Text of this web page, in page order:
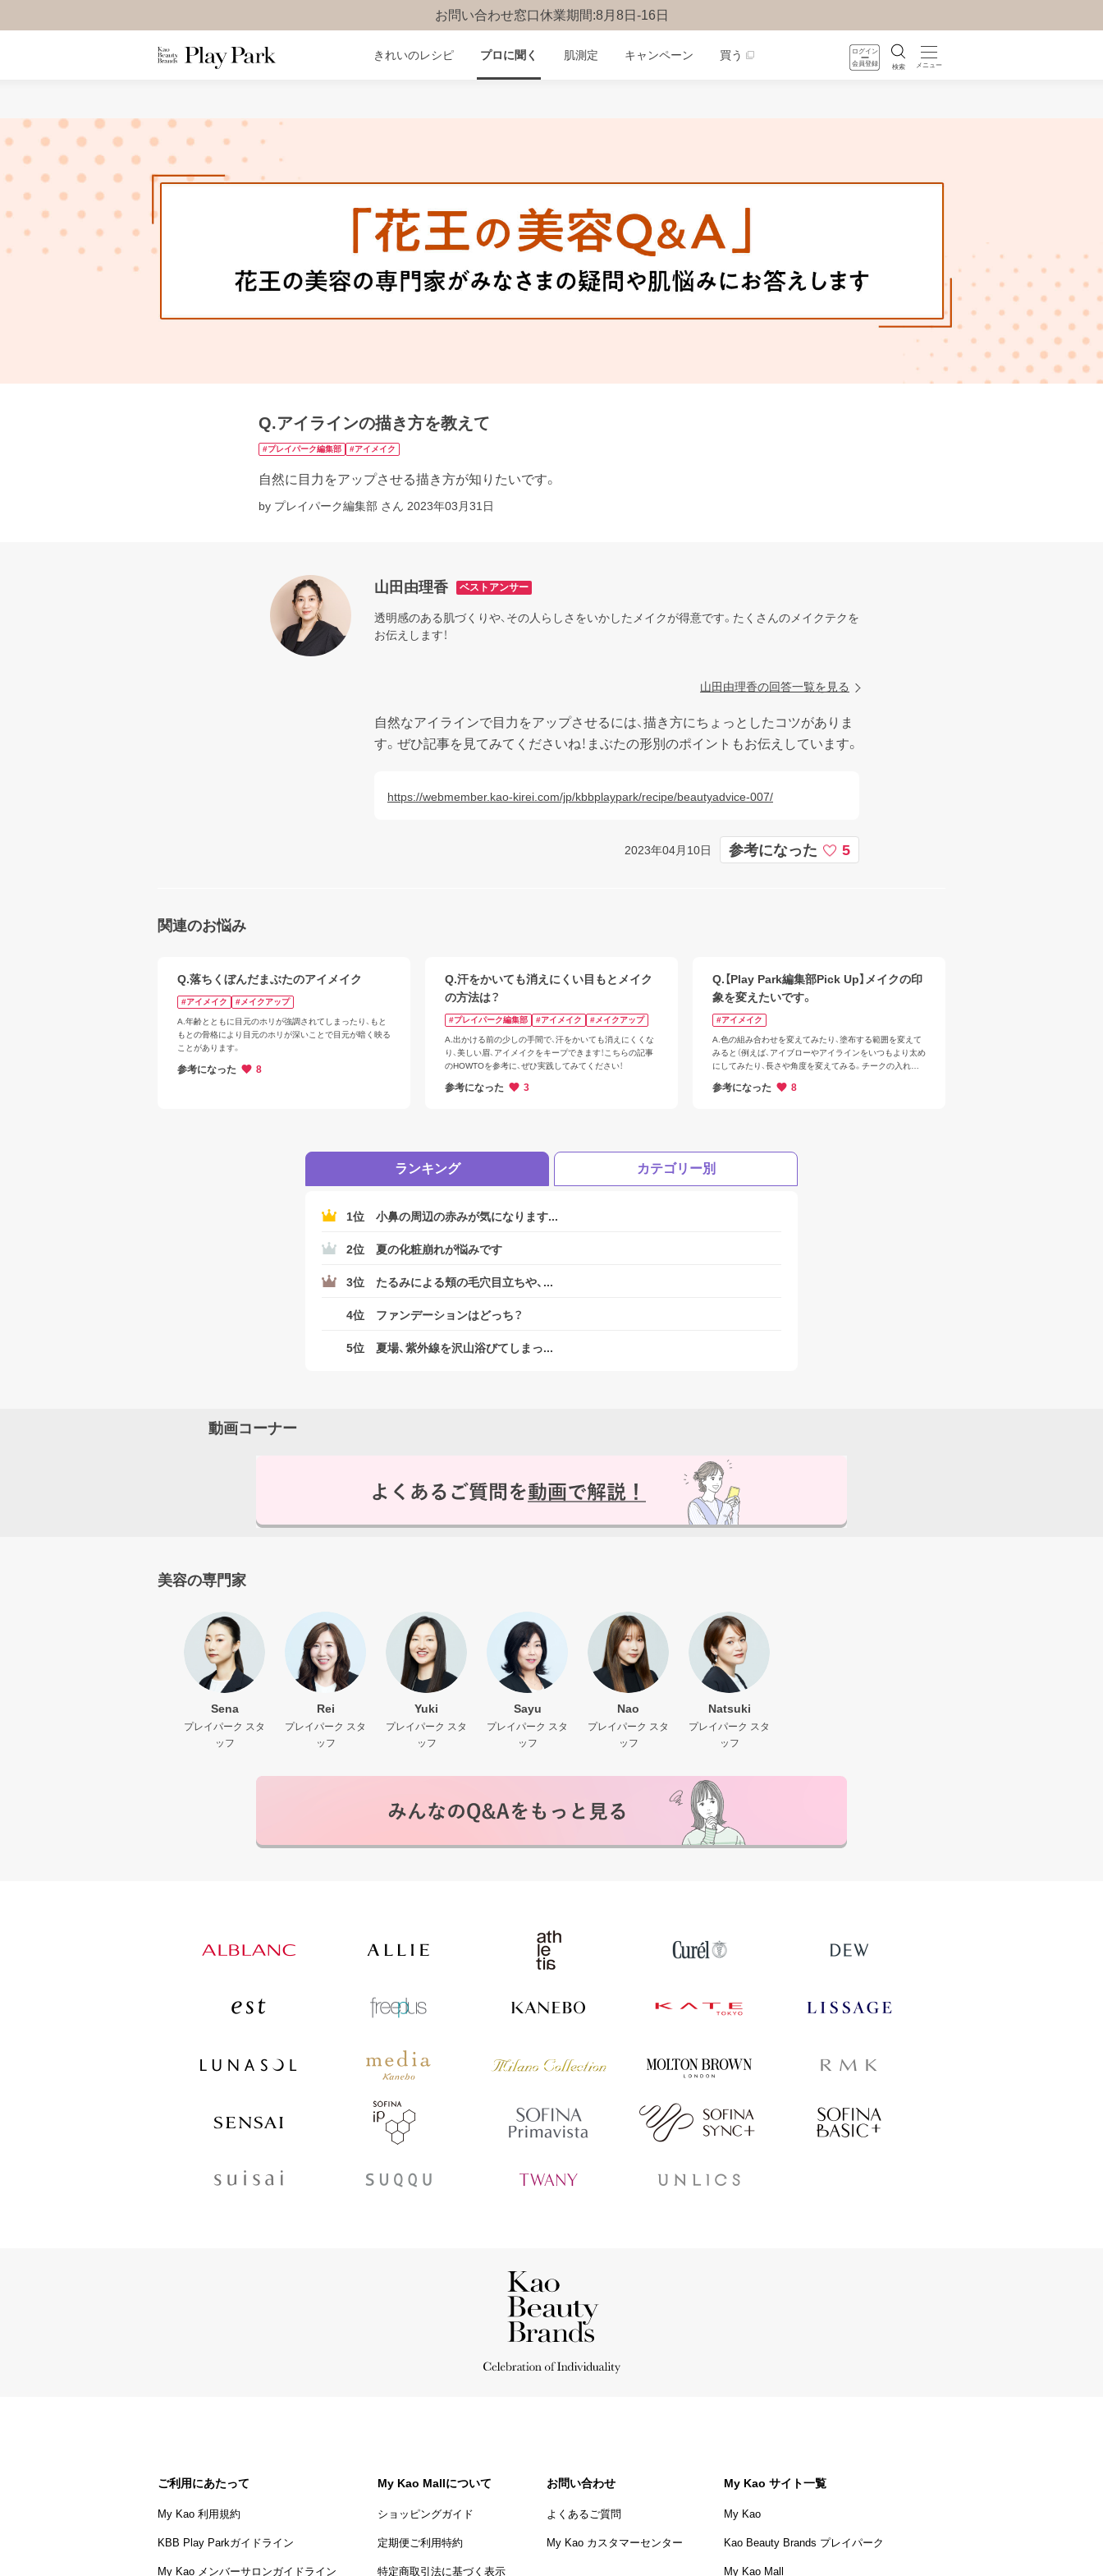
お問い合わせ窓口休業期間:8月8日-16日
ログイン
会員登録
検索 メニュー
きれいのレシピ プロに聞く 肌測定 キャンペーン 買う
ログアウトしますか？
Q.アイラインの描き方を教えて
#プレイパーク編集部 #アイメイク
自然に目力をアップさせる描き方が知りたいです。
by プレイパーク編集部 さん 2023年03月31日
山田由理香 ベストアンサー
透明感のある肌づくりや、その人らしさをいかしたメイクが得意です。たくさんのメイクテクを
お伝えします！
山田由理香の回答一覧を見る
自然なアイラインで目力をアップさせるには、描き方にちょっとしたコツがありま
す。ぜひ記事を見てみてくださいね！まぶたの形別のポイントもお伝えしています。
https://webmember.kao-kirei.com/jp/kbbplaypark/recipe/beautyadvice-007/
2023年04月10日 参考になった 5
関連のお悩み
Q.落ちくぼんだまぶたのアイメイク
#アイメイク #メイクアップ
A.年齢とともに目元のホリが強調されてしまったり、もと
もとの骨格により目元のホリが深いことで目元が暗く映る
ことがあります。
参考になった 8
Q.汗をかいても消えにくい​目もとメイク
の方法は？
#プレイパーク編集部 #アイメイク #メイクアップ
A.出かける前の少しの手間で、汗をかいても消えにくくな
り、美しい眉、アイメイクをキープできます！こちらの記事
のHOWTOを参考に、ぜひ実践してみてください！
参考になった 3
Q.【Play Park編集部Pick Up】メイクの印
象を変えたいです。
#アイメイク
A.色の組み合わせを変えてみたり、塗布する範囲を変えて
みると（例えば、アイブローやアイラインをいつもより太め
にしてみたり、長さや角度を変えてみる。チークの入れる
す。
参考になった 8
ランキング カテゴリー別
1位 小鼻の周辺の赤みが気になります...
2位 夏の化粧崩れが悩みです
3位 たるみによる頬の毛穴目立ちや、...
4位 ファンデーションはどっち？
5位 夏場、紫外線を沢山浴びてしまっ...
動画コーナー
美容の専門家
Sena
プレイパーク スタ
ッフ
Rei
プレイパーク スタ
ッフ
Yuki
プレイパーク スタ
ッフ
Sayu
プレイパーク スタ
ッフ
Nao
プレイパーク スタ
ッフ
Natsuki
プレイパーク スタ
ッフ
ご利用にあたって
My Kao 利用規約
KBB Play Parkガイドライン
My Kao メンバーサロンガイドライン
My Kao Mallについて
ショッピングガイド
定期便ご利用特約
特定商取引法に基づく表示
お問い合わせ
よくあるご質問
My Kao カスタマーセンター
My Kao サイト一覧
My Kao
Kao Beauty Brands プレイパーク
My Kao Mall